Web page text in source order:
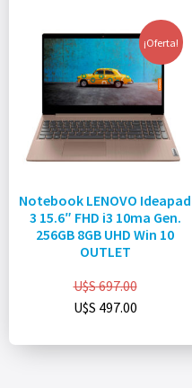
¡Oferta!
Notebook LENOVO Ideapad
3 15.6″ FHD i3 10ma Gen.
256GB 8GB UHD Win 10
OUTLET
U$S697.00
U$S 497.00